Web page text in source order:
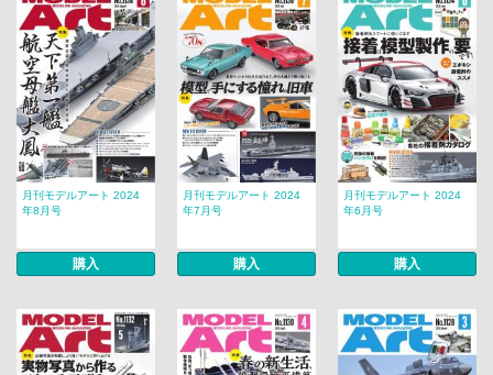
月刊モデルアート 2024
年8月号
購入
月刊モデルアート 2024
年7月号
購入
月刊モデルアート 2024
年6月号
購入